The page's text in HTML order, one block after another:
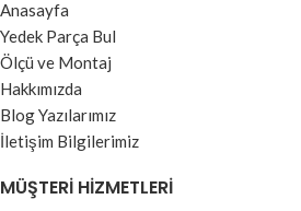
Anasayfa
Yedek Parça Bul
Ölçü ve Montaj
Hakkımızda
Blog Yazılarımız
İletişim Bilgilerimiz
MÜŞTERI HIZMETLERI